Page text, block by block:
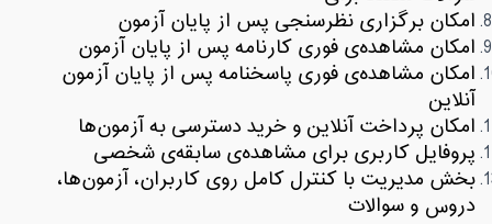
امکان برگزاری نظرسنجی پس از پایان آزمون
امکان مشاهده‌ی فوری کارنامه پس از پایان آزمون
امکان مشاهده‌ی فوری پاسخنامه پس از پایان آزمون
آنلاین
امکان پرداخت آنلاین و خرید دسترسی به آزمون‌ها
پروفایل کاربری برای مشاهده‌ی سابقه‌ی شخصی
بخش مدیریت با کنترل کامل روی کاربران، آزمون‌ها،
دروس و سوالات